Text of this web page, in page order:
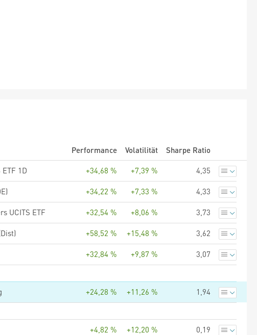
Performance Volatilität
Sharpe Ratio
1D +34,68 % +7,39 % 4,35
+34,22 % +7,33 % 4,33
UCITS ETF +32,54 % +8,06 % 3,73
+58,52 % +15,48 % 3,62
+32,84 % +9,87 % 3,07
+24,28 % +11,26 % 1,94
+4,82 % +12,20 % 0,19